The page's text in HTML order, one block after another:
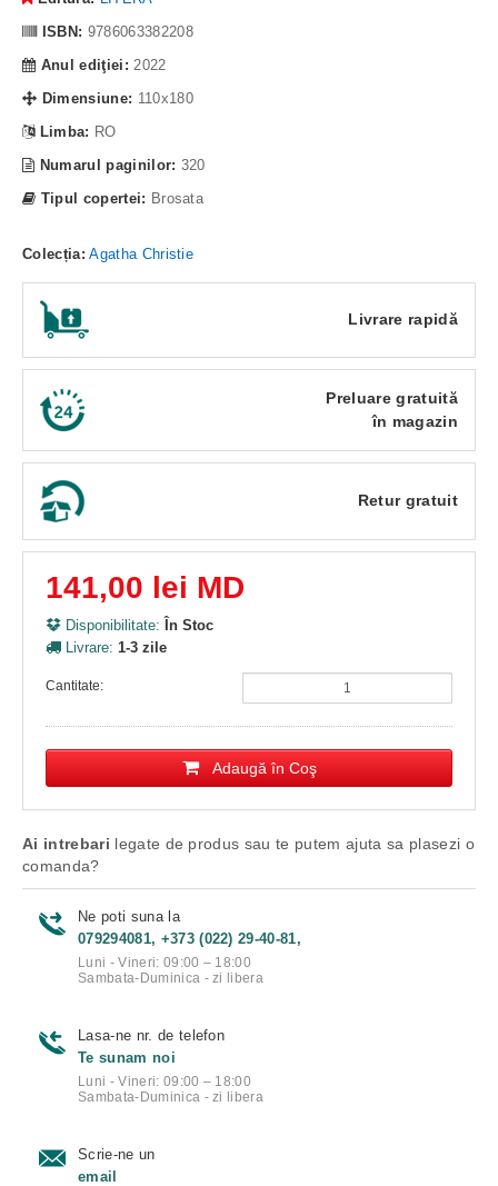
ISBN: 9786063382208
Anul ediţiei: 2022
Dimensiune: 110x180
Limba: RO
Numarul paginilor: 320
Tipul copertei: Brosata
Colecția: Agatha Christie
Livrare rapidă
Preluare gratuită
în magazin
Retur gratuit
141,00 lei MD
Disponibilitate: În Stoc
Livrare: 1-3 zile
Cantitate:
Adaugă în Coş
Ai intrebari legate de produs sau te putem ajuta sa plasezi o
comanda?
Ne poti suna la
079294081, +373 (022) 29-40-81,
Luni - Vineri: 09:00 – 18:00
Sambata-Duminica - zi libera
Lasa-ne nr. de telefon
Te sunam noi
Luni - Vineri: 09:00 – 18:00
Sambata-Duminica - zi libera
Scrie-ne un
email